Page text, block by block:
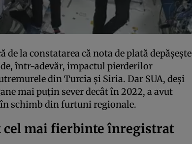
de la constatarea că nota de plată depășește
într-adevăr, impactul pierderilor
din Turcia și Siria. Dar SUA, deși
mai puțin sever decât în 2022, a avut
schimb din furtuni regionale.
cel mai fierbinte înregistrat